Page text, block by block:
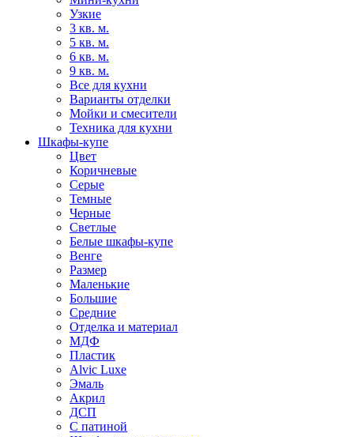
Узкие
3 кв. м.
5 кв. м.
6 кв. м.
9 кв. м.
Все для кухни
Варианты отделки
Мойки и смесители
Техника для кухни
Шкафы-купе
Цвет
Коричневые
Серые
Темные
Черные
Светлые
Белые шкафы-купе
Венге
Размер
Маленькие
Большие
Средние
Отделка и материал
МДФ
Пластик
Alvic Luxe
Эмаль
Акрил
ДСП
С патиной